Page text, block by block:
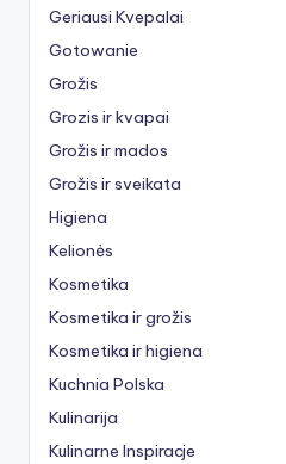
Geriausi Kvepalai
Gotowanie
Grožis
Grozis ir kvapai
Grožis ir mados
Grožis ir sveikata
Higiena
Kelionės
Kosmetika
Kosmetika ir grožis
Kosmetika ir higiena
Kuchnia Polska
Kulinarija
Kulinarne Inspiracje